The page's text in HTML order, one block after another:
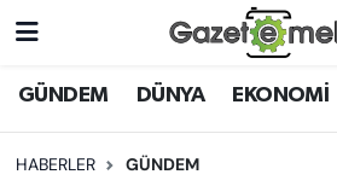
GÜNDEM DÜNYA EKONOMİ
HABERLER GÜNDEM
DÜNYA
EKONOMİ
Nöbetçi Eczaneler
Hava Durumu